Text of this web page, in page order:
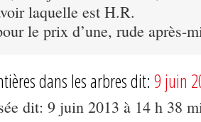
laquelle est H.R.
le prix d’une, rude après-
dans les arbres dit: 9 juin
dit: 9 juin 2013 à 14 h 38